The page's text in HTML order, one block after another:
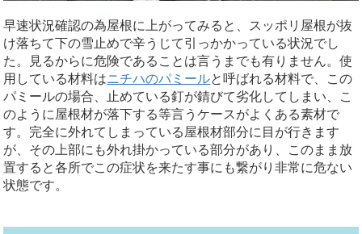
早速状況確認の為屋根に上がってみると、スッポリ屋根が抜
け落ちて下の雪止めで辛うじて引っかかっている状況でし
た。見るからに危険であることは言うまでも有りません。使
用している材料はニチハのパミールと呼ばれる材料で、この
パミールの場合、止めている釘が錆びて劣化してしまい、こ
のように屋根材が落下する等言うケースがよくある素材で
す。完全に外れてしまっている屋根材部分に目が行きます
が、その上部にも外れ掛かっている部分があり、このまま放
置すると各所でこの症状を来たす事にも繋がり非常に危ない
状態です。